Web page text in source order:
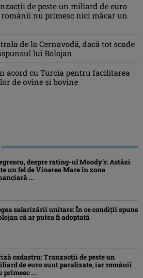
de peste un miliard de euro
nu primesc nici măcar un
de la Cernavodă, dacă tot scade
lui Bolojan
acord cu Turcia pentru facilitarea
de ovine şi bovine
despre rating-ul Moody’s: Astăzi
un fel de Vinerea Mare în zona
...
salarizării unitare: În ce condiții spune
că ar putea fi adoptată
cadastru: Tranzacţii de peste un
de euro sunt paralizate, iar românii
primesc ...